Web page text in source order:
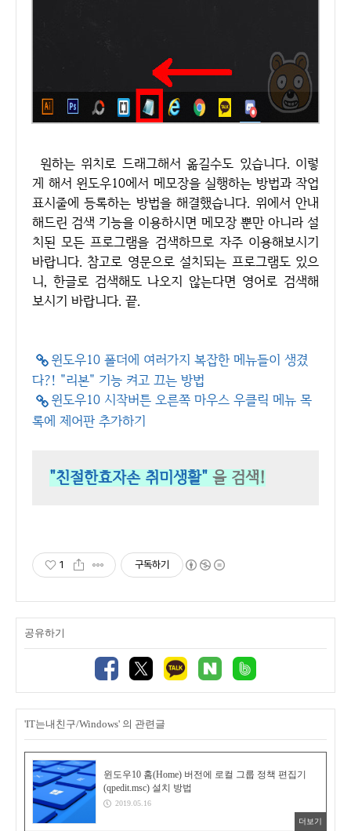
원하는 위치로 드래그해서 옮길수도 있습니다. 이렇
게 해서 윈도우10에서 메모장을 실행하는 방법과 작업
표시줄에 등록하는 방법을 해결했습니다. 위에서 안내
해드린 검색 기능을 이용하시면 메모장 뿐만 아니라 설
치된 모든 프로그램을 검색하므로 자주 이용해보시기
바랍니다. 참고로 영문으로 설치되는 프로그램도 있으
니, 한글로 검색해도 나오지 않는다면 영어로 검색해
보시기 바랍니다. 끝.
윈도우10 폴더에 여러가지 복잡한 메뉴들이 생겼
다?! "리본" 기능 켜고 끄는 방법
윈도우10 시작버튼 오른쪽 마우스 우클릭 메뉴 목
록에 제어판 추가하기
"친절한효자손 취미생활" 을 검색!
1 구독하기
공유하기
'IT는내친구/Windows' 의 관련글
윈도우10 홈(Home) 버전에 로컬 그룹 정책 편집기
(qpedit.msc) 설치 방법
2019.05.16
더보기